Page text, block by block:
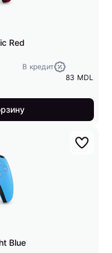
Red
В кредит
83 MDL
Blue